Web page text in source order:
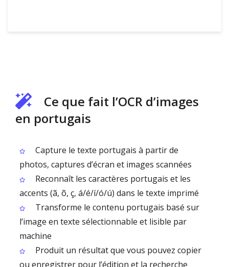
Ce que fait l’OCR d’images
en portugais
Capture le texte portugais à partir de
photos, captures d’écran et images scannées
Reconnaît les caractères portugais et les
accents (ã, õ, ç, á/é/í/ó/ú) dans le texte imprimé
Transforme le contenu portugais basé sur
l’image en texte sélectionnable et lisible par
machine
Produit un résultat que vous pouvez copier
ou enregistrer pour l’édition et la recherche